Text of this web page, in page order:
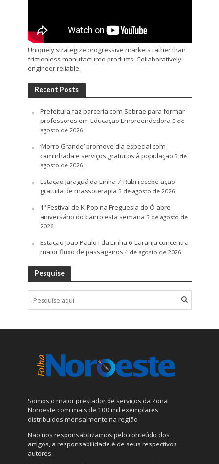
Uniquely strategize progressive markets rather than
frictionless manufactured products. Collaboratively
engineer reliable.
Recent Posts
Prefeitura faz parceria com Sebrae para formar
professores em Educação Empreendedora 5 de
agosto de 2026
‘Morro Grande’ promove dia especial com
caminhada e serviços gratuitos à população 5 de
agosto de 2026
Estação Jaraguá da Linha 7-Rubi recebe ação
gratuita de massoterapia 5 de agosto de 2026
1º Festival de K-Pop na Freguesia do Ó abre
aniversário do bairro esta semana 5 de agosto de
2026
Estação João Paulo I da Linha 6-Laranja concentra
maior fluxo de passageiros 4 de agosto de 2026
Pesquise
Somos o maior prestador de serviços da Zona
Noroeste com mais de 100 mil exemplares
distribuídos mensalmente na região
Não nos responsabilizamos pelo conteúdo dos
artigos, a responsabilidade é de seus respectivos
autores.